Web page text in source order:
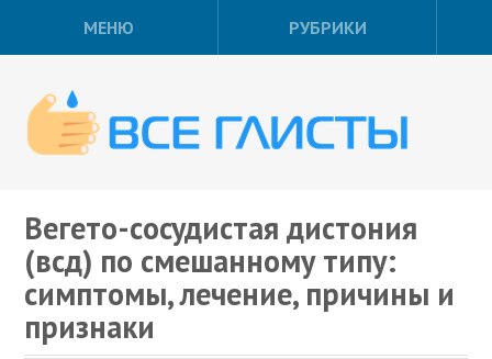
МЕНЮ РУБРИКИ
Вегето-сосудистая дистония
(всд) по смешанному типу:
симптомы, лечение, причины и
признаки